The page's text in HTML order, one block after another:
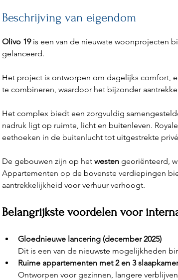
Beschrijving van eigendom
Olivo 19 is een van de nieuwste woonprojecten
gelanceerd.
Het project is ontworpen om dagelijks comfort,
te combineren, waardoor het bijzonder
Het complex biedt een zorgvuldig
nadruk ligt op ruimte, licht en buitenleven.
eethoeken in de buitenlucht tot uitgestrekte
De gebouwen zijn op het westen georiënteerd,
Appartementen op de bovenste verdiepingen
aantrekkelijkheid voor verhuur verhoogt.
Belangrijkste voordelen voor
Gloednieuwe lancering (december 2025)
Dit is een van de nieuwste mogelijkheden
Ruime appartementen met 2 en 3
Ontworpen voor gezinnen, langere